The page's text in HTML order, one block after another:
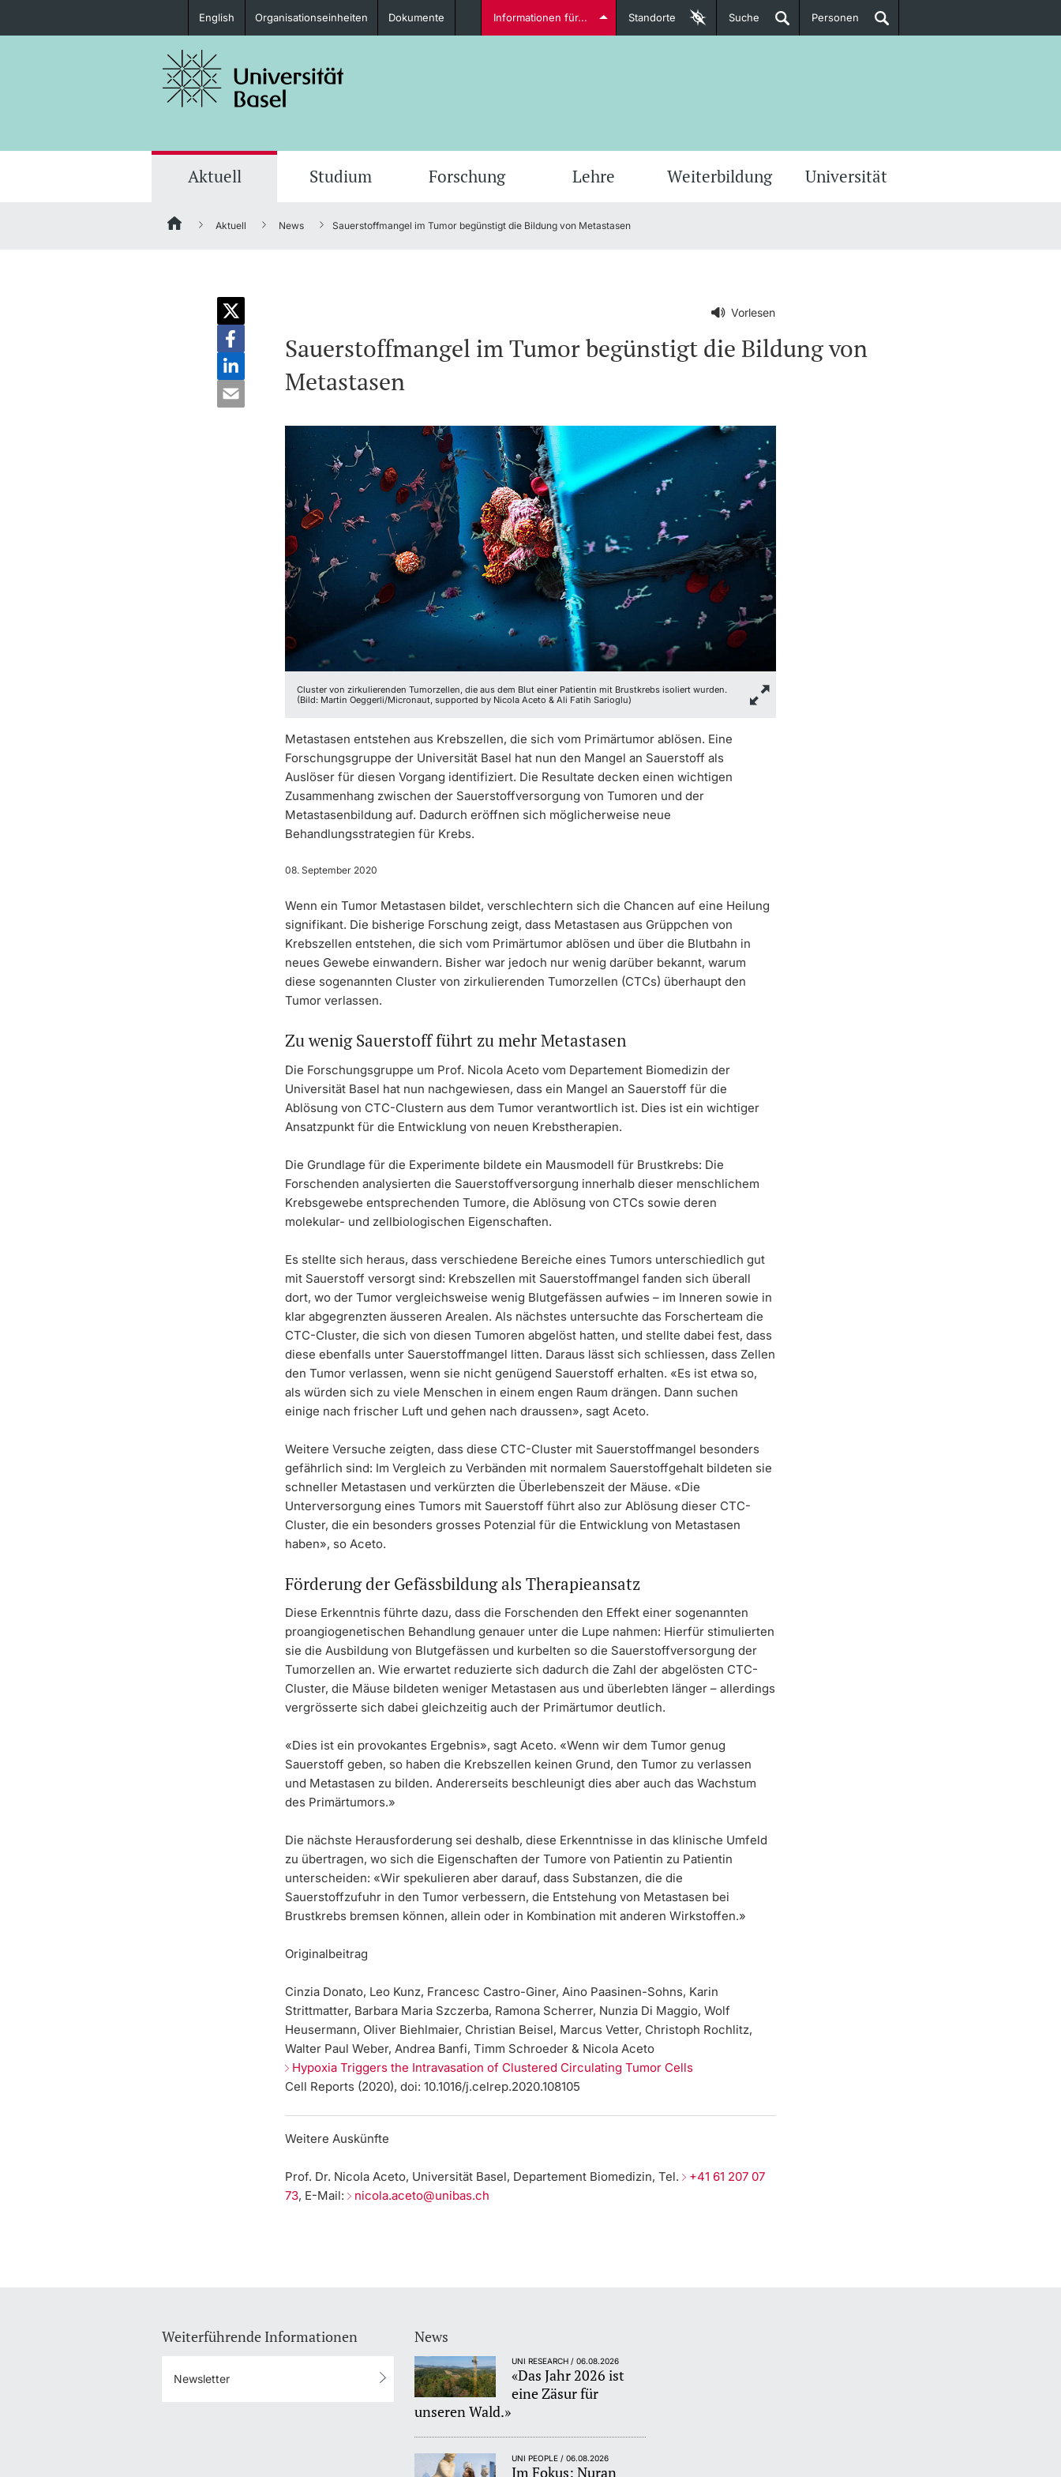
Studieninteressierte
Fördernde & Alumni
weitere Informationen
Dozierende
English Organisationseinheiten Dokumente Informationen für... Standorte Suche Personen
Aktuell Studium Forschung Lehre Weiterbildung Universität
Aktuell News Sauerstoffmangel im Tumor begünstigt die Bildung von Metastasen
Vorlesen
Sauerstoffmangel im Tumor begünstigt die Bildung von
Metastasen
Cluster von zirkulierenden Tumorzellen, die aus dem Blut einer Patientin mit Brustkrebs isoliert wurden.
(Bild: Martin Oeggerli/Micronaut, supported by Nicola Aceto & Ali Fatih Sarioglu)
Metastasen entstehen aus Krebszellen, die sich vom Primärtumor ablösen. Eine
Forschungsgruppe der Universität Basel hat nun den Mangel an Sauerstoff als
Auslöser für diesen Vorgang identifiziert. Die Resultate decken einen wichtigen
Zusammenhang zwischen der Sauerstoffversorgung von Tumoren und der
Metastasenbildung auf. Dadurch eröffnen sich möglicherweise neue
Behandlungsstrategien für Krebs.
08. September 2020
Wenn ein Tumor Metastasen bildet, verschlechtern sich die Chancen auf eine Heilung
signifikant. Die bisherige Forschung zeigt, dass Metastasen aus Grüppchen von
Krebszellen entstehen, die sich vom Primärtumor ablösen und über die Blutbahn in
neues Gewebe einwandern. Bisher war jedoch nur wenig darüber bekannt, warum
diese sogenannten Cluster von zirkulierenden Tumorzellen (CTCs) überhaupt den
Tumor verlassen.
Zu wenig Sauerstoff führt zu mehr Metastasen
Die Forschungsgruppe um Prof. Nicola Aceto vom Departement Biomedizin der
Universität Basel hat nun nachgewiesen, dass ein Mangel an Sauerstoff für die
Ablösung von CTC-Clustern aus dem Tumor verantwortlich ist. Dies ist ein wichtiger
Ansatzpunkt für die Entwicklung von neuen Krebstherapien.
Die Grundlage für die Experimente bildete ein Mausmodell für Brustkrebs: Die
Forschenden analysierten die Sauerstoffversorgung innerhalb dieser menschlichem
Krebsgewebe entsprechenden Tumore, die Ablösung von CTCs sowie deren
molekular- und zellbiologischen Eigenschaften.
Es stellte sich heraus, dass verschiedene Bereiche eines Tumors unterschiedlich gut
mit Sauerstoff versorgt sind: Krebszellen mit Sauerstoffmangel fanden sich überall
dort, wo der Tumor vergleichsweise wenig Blutgefässen aufwies – im Inneren sowie in
klar abgegrenzten äusseren Arealen. Als nächstes untersuchte das Forscherteam die
CTC-Cluster, die sich von diesen Tumoren abgelöst hatten, und stellte dabei fest, dass
diese ebenfalls unter Sauerstoffmangel litten. Daraus lässt sich schliessen, dass Zellen
den Tumor verlassen, wenn sie nicht genügend Sauerstoff erhalten. «Es ist etwa so,
als würden sich zu viele Menschen in einem engen Raum drängen. Dann suchen
einige nach frischer Luft und gehen nach draussen», sagt Aceto.
Weitere Versuche zeigten, dass diese CTC-Cluster mit Sauerstoffmangel besonders
gefährlich sind: Im Vergleich zu Verbänden mit normalem Sauerstoffgehalt bildeten sie
schneller Metastasen und verkürzten die Überlebenszeit der Mäuse. «Die
Unterversorgung eines Tumors mit Sauerstoff führt also zur Ablösung dieser CTC-
Cluster, die ein besonders grosses Potenzial für die Entwicklung von Metastasen
haben», so Aceto.
Förderung der Gefässbildung als Therapieansatz
Diese Erkenntnis führte dazu, dass die Forschenden den Effekt einer sogenannten
proangiogenetischen Behandlung genauer unter die Lupe nahmen: Hierfür stimulierten
sie die Ausbildung von Blutgefässen und kurbelten so die Sauerstoffversorgung der
Tumorzellen an. Wie erwartet reduzierte sich dadurch die Zahl der abgelösten CTC-
Cluster, die Mäuse bildeten weniger Metastasen aus und überlebten länger – allerdings
vergrösserte sich dabei gleichzeitig auch der Primärtumor deutlich.
«Dies ist ein provokantes Ergebnis», sagt Aceto. «Wenn wir dem Tumor genug
Sauerstoff geben, so haben die Krebszellen keinen Grund, den Tumor zu verlassen
und Metastasen zu bilden. Andererseits beschleunigt dies aber auch das Wachstum
des Primärtumors.»
Die nächste Herausforderung sei deshalb, diese Erkenntnisse in das klinische Umfeld
zu übertragen, wo sich die Eigenschaften der Tumore von Patientin zu Patientin
unterscheiden: «Wir spekulieren aber darauf, dass Substanzen, die die
Sauerstoffzufuhr in den Tumor verbessern, die Entstehung von Metastasen bei
Brustkrebs bremsen können, allein oder in Kombination mit anderen Wirkstoffen.»
Originalbeitrag
Cinzia Donato, Leo Kunz, Francesc Castro-Giner, Aino Paasinen-Sohns, Karin
Strittmatter, Barbara Maria Szczerba, Ramona Scherrer, Nunzia Di Maggio, Wolf
Heusermann, Oliver Biehlmaier, Christian Beisel, Marcus Vetter, Christoph Rochlitz,
Walter Paul Weber, Andrea Banfi, Timm Schroeder & Nicola Aceto
Hypoxia Triggers the Intravasation of Clustered Circulating Tumor Cells
Cell Reports (2020), doi: 10.1016/j.celrep.2020.108105
Weitere Auskünfte
Prof. Dr. Nicola Aceto, Universität Basel, Departement Biomedizin, Tel. +41 61 207 07
73, E-Mail: nicola.aceto@unibas.ch
Weiterführende Informationen
Newsletter
News
UNI RESEARCH / 06.08.2026
«Das Jahr 2026 ist
eine Zäsur für
unseren Wald.»
UNI PEOPLE / 06.08.2026
Im Fokus: Nuran